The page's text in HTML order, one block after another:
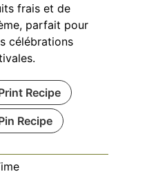
frais et de
parfait pour
célébrations
Recipe
Recipe